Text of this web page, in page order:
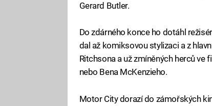
Gerard Butler.
Do zdárného konce ho dotáhl
dal až komiksovou stylizaci a z
Ritchsona a už zmíněných herců ve
nebo Bena McKenzieho.
Motor City dorazí do zámořských